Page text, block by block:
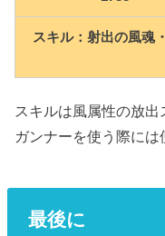
スキル：射出の風魂
スキルは風属性の放
ガンナーを使う際に
最後に